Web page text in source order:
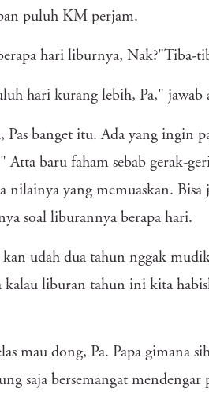
puluh KM perjam.
hari liburnya, Nak?"Tiba-
hari kurang lebih, Pa,"
Pas banget itu. Ada yang ingin
Atta baru faham sebab gerak-
nilainya yang memuaskan.
soal liburannya berapa hari.
udah dua tahun nggak
kalau liburan tahun ini kita
mau dong, Pa. Papa gimana
saja bersemangat mendengar